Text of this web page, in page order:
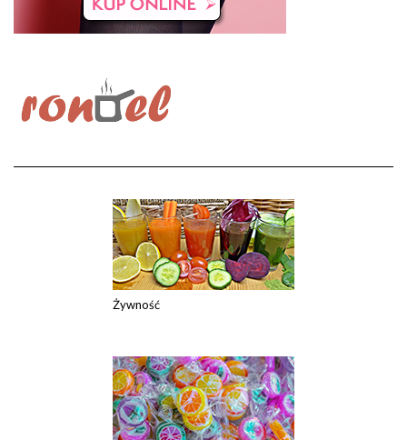
Żywność